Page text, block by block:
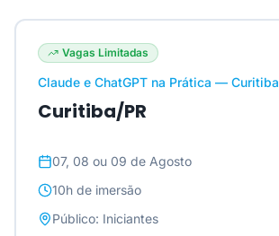
Vagas Limitadas
Claude e ChatGPT na Prática — Curitiba
Curitiba/PR
07, 08 ou 09 de Agosto
10h de imersão
Público: Iniciantes